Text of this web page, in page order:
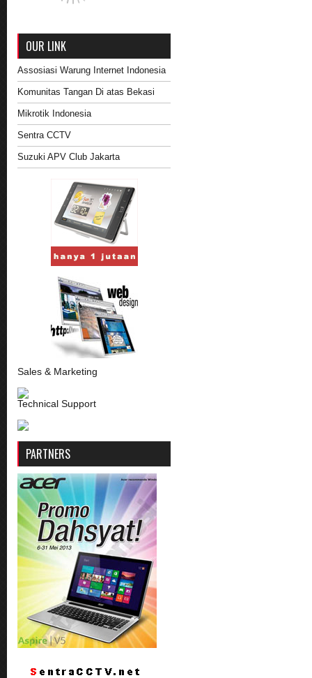
OUR LINK
Assosiasi Warung Internet Indonesia
Komunitas Tangan Di atas Bekasi
Mikrotik Indonesia
Sentra CCTV
Suzuki APV Club Jakarta
Sales & Marketing
Technical Support
PARTNERS